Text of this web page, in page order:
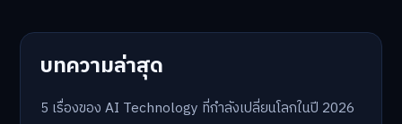
บทความล่าสุด
5 เรื่องของ AI Technology ที่กำลังเปลี่ยนโลกในปี 2026